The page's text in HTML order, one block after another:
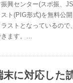
興センター(スポ振、
ト(PIG形式)を無料公開
ストとなっているので
きます。…
に対応した